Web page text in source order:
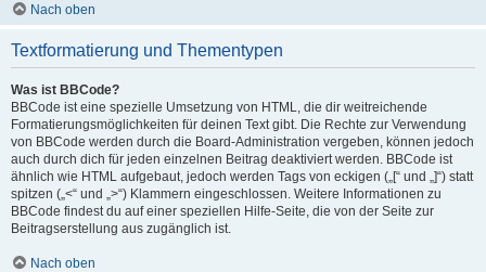
Nach oben
Textformatierung und Thementypen
Was ist BBCode?
BBCode ist eine spezielle Umsetzung von HTML, die dir weitreichende
Formatierungsmöglichkeiten für deinen Text gibt. Die Rechte zur Verwendung
von BBCode werden durch die Board-Administration vergeben, können jedoch
auch durch dich für jeden einzelnen Beitrag deaktiviert werden. BBCode ist
ähnlich wie HTML aufgebaut, jedoch werden Tags von eckigen („[“ und „]“) statt
spitzen („<“ und „>“) Klammern eingeschlossen. Weitere Informationen zu
BBCode findest du auf einer speziellen Hilfe-Seite, die von der Seite zur
Beitragserstellung aus zugänglich ist.
Nach oben